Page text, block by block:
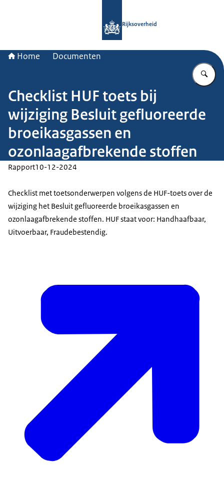
Rijksoverheid
Home Documenten
Checklist HUF toets bij
wijziging Besluit gefluoreerde
broeikasgassen en
ozonlaagafbrekende stoffen
Rapport10-12-2024
Checklist met toetsonderwerpen volgens de HUF-toets over de
wijziging het Besluit gefluoreerde broeikasgassen en
ozonlaagafbrekende stoffen. HUF staat voor: Handhaafbaar,
Uitvoerbaar, Fraudebestendig.